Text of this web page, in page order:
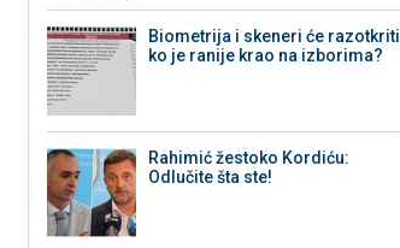
Biometrija i skeneri će razotkriti
ko je ranije krao na izborima?
Rahimić žestoko Kordiću:
Odlučite šta ste!